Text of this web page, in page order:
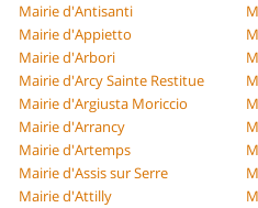
Mairie d'Antisanti
Mairie d'Appietto
Mairie d'Arbori
Mairie d'Arcy Sainte Restitue
Mairie d'Argiusta Moriccio
Mairie d'Arrancy
Mairie d'Artemps
Mairie d'Assis sur Serre
Mairie d'Attilly